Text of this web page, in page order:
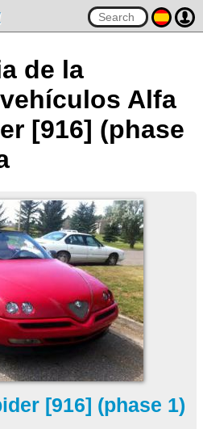
de la
Alfa
[916] (phase
[916] (phase 1)